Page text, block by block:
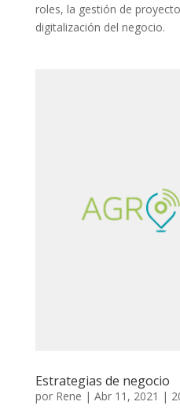
roles, la gestión de
digitalización del negocio.
Estrategias de negocio
por Rene | Abr 11, 2021 |